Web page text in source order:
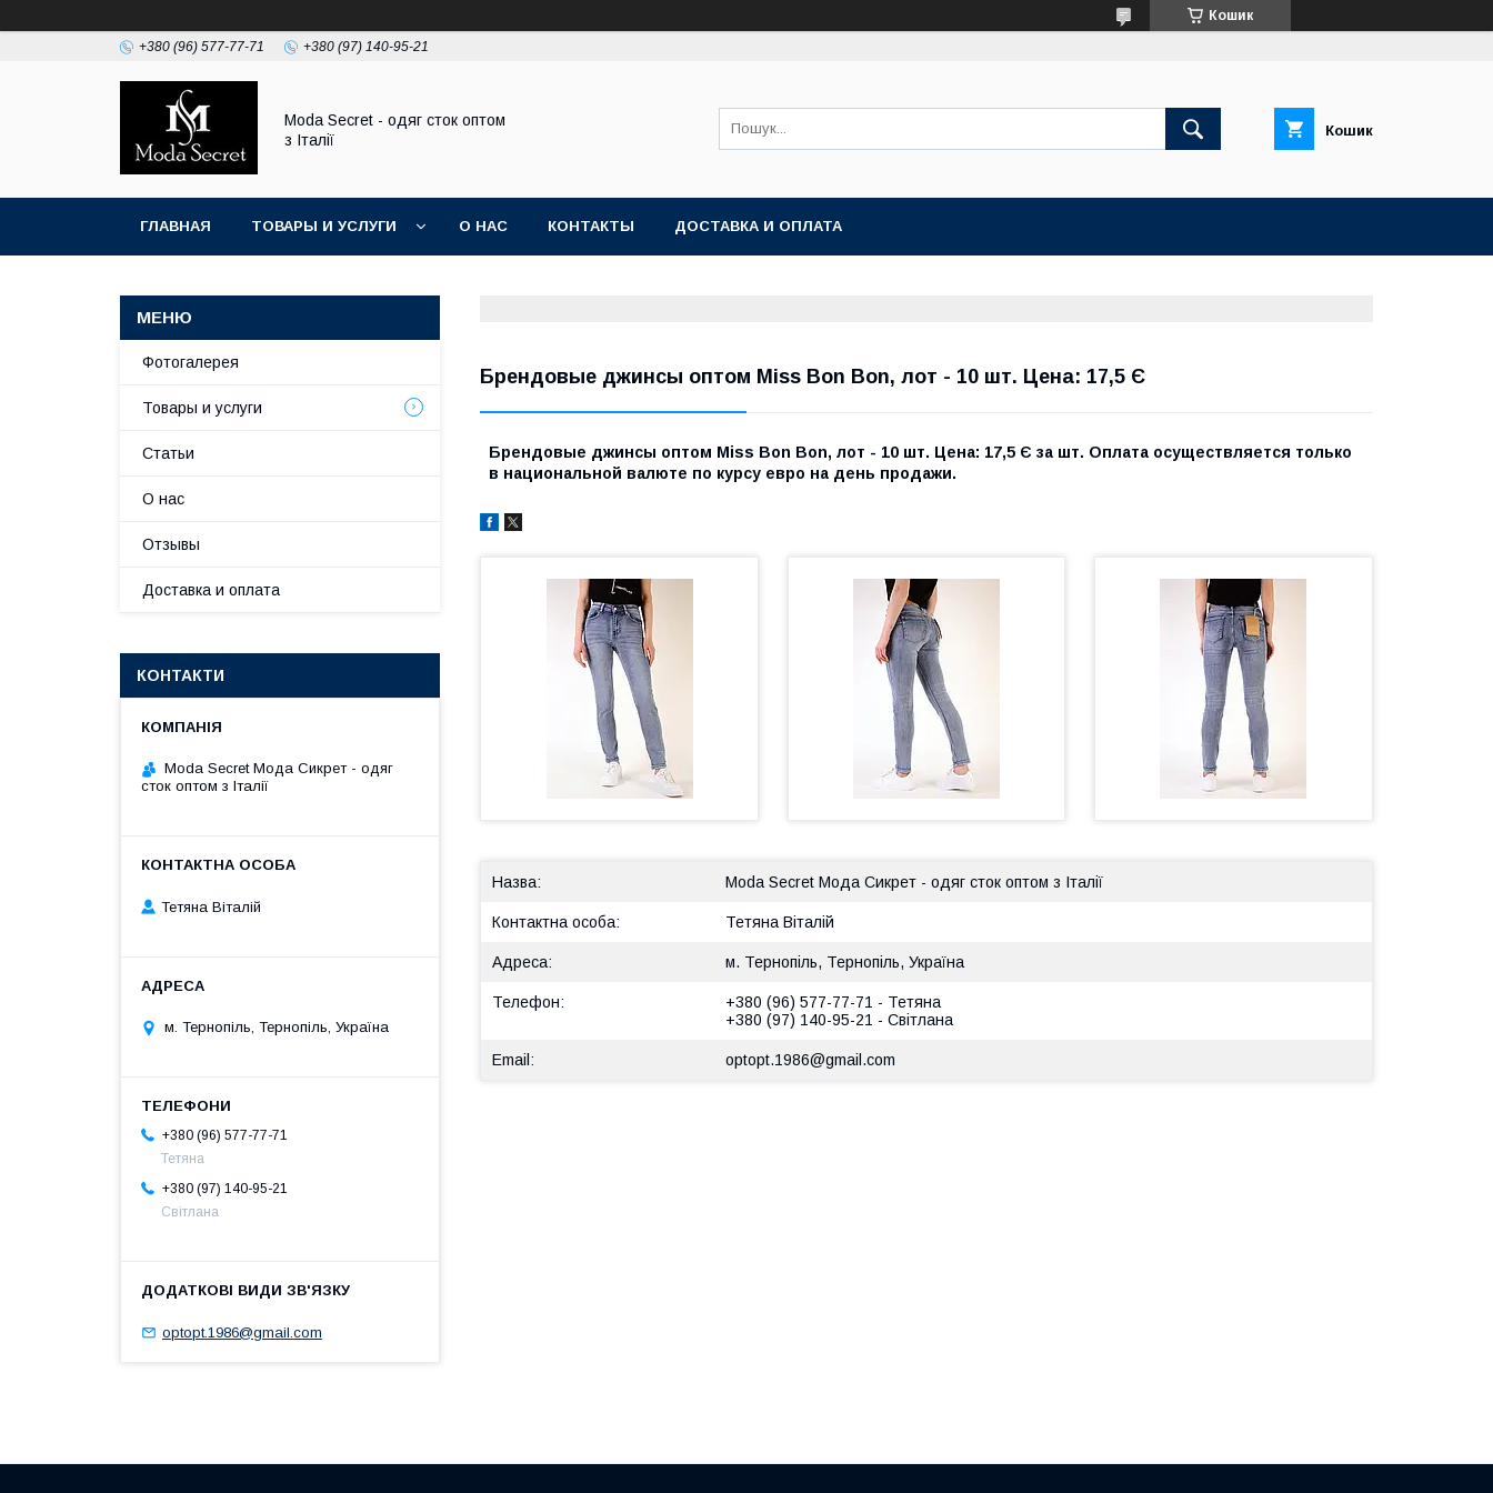
Кошик
+380 (96) 577-77-71 +380 (97) 140-95-21
Moda Secret - одяг сток оптом
з Італії
Кошик
ГЛАВНАЯ ТОВАРЫ И УСЛУГИ О НАС КОНТАКТЫ ДОСТАВКА И ОПЛАТА
Брендовые джинсы оптом Miss Bon Bon, лот - 10 шт. Цена: 17,5 Є
Брендовые джинсы оптом Miss Bon Bon, лот - 10 шт. Цена: 17,5 Є за шт. Оплата осуществляется только
в национальной валюте по курсу евро на день продажи.
Moda Secret Мода Сикрет - одяг сток оптом з Італії
Тетяна Віталій
м. Тернопіль, Тернопіль, Україна
+380 (96) 577-77-71
Тетяна
+380 (97) 140-95-21
Світлана
optopt.1986@gmail.com
Фотогалерея
Товары и услуги
Статьи
О нас
Отзывы
Доставка и оплата
КОНТАКТИ
Moda Secret Мода Сикрет - одяг
сток оптом з Італії
Тетяна Віталій
м. Тернопіль, Тернопіль, Україна
+380 (96) 577-77-71
Тетяна
+380 (97) 140-95-21
Світлана
optopt.1986@gmail.com